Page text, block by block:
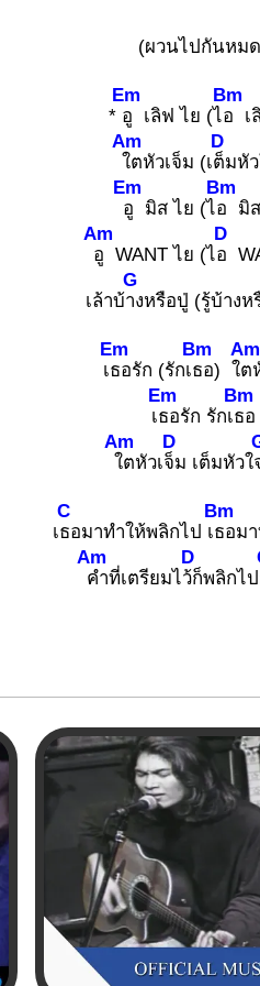
(ผวนไปกันหม
*
Em
อู เลิฟ ไย (ไ
Bm
อ เ
Am
ใตหัวเจ็ม (เ
D
ต็มหั
Em
อู มิส ไย (ไ
Bm
อ มิ
Am
อู WANT ไย (ไ
D
อ
เล้าบ้
G
างหรือปู่ (รู้บ้างห
เ
Em
ธอรัก (รักเ
Bm
ธอ) ใ
Am
ต
เ
Em
ธอรัก รักเ
Bm
ธอ
Am
ใตหัวเ
D
จ็ม เต็มหัวใ
เ
C
ธอมาทำให้พลิกไป เ
Bm
ธอม
Am
คำที่เตรียมไ
D
ว้ก็พลิกไป